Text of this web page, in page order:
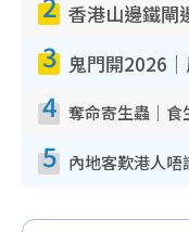
3
4
5